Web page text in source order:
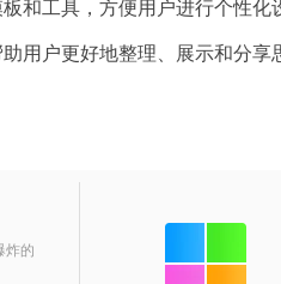
和工具，方便用户进行个性化
用户更好地整理、展示和分享
炸的